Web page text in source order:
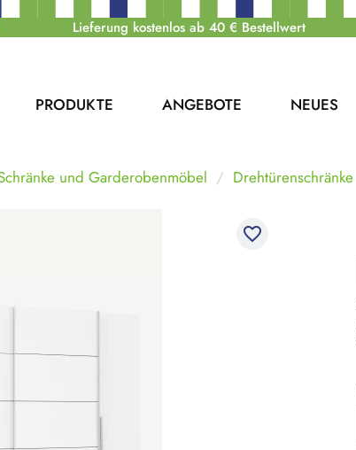
Lieferung kostenlos ab 40 € Bestellwert
PRODUKTE ANGEBOTE NEUES
und Garderobenmöbel Drehtürenschränke
favorite_border